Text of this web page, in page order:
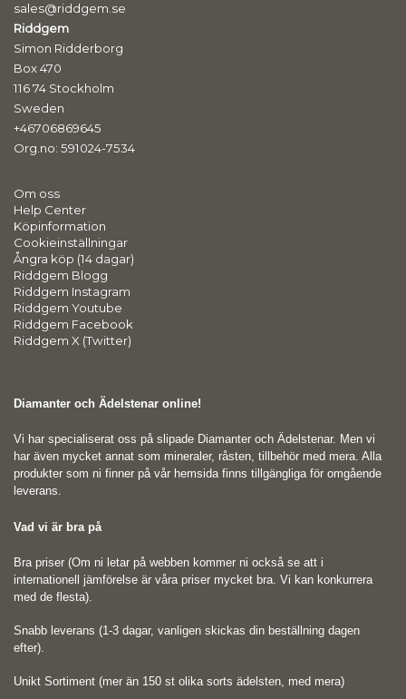
sales@riddgem.se
Riddgem
Simon Ridderborg
Box 470
116 74 Stockholm
Sweden
+46706869645
Org.no: 591024-7534
Om oss
Help Center
Köpinformation
Cookieinställningar
Ångra köp (14 dagar)
Riddgem Blogg
Riddgem Instagram
Riddgem Youtube
Riddgem Facebook
Riddgem X (Twitter)
Diamanter och Ädelstenar online!
Vi har specialiserat oss på slipade Diamanter och Ädelstenar. Men vi
har även mycket annat som mineraler, råsten, tillbehör med mera. Alla
produkter som ni finner på vår hemsida finns tillgängliga för omgående
leverans.
Vad vi är bra på
Bra priser (Om ni letar på webben kommer ni också se att i
internationell jämförelse är våra priser mycket bra. Vi kan konkurrera
med de flesta).
Snabb leverans (1-3 dagar, vanligen skickas din beställning dagen
efter).
Unikt Sortiment (mer än 150 st olika sorts ädelsten, med mera)